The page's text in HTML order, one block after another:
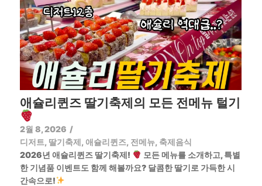
애슐리퀸즈 딸기축제의 모든 전메뉴 털기
2월 8, 2026 /
디저트, 딸기축제, 애슐리퀸즈, 전메뉴, 축제음식
2026년 애슐리퀸즈 딸기축제!
모든 메뉴를 소개하고, 특별
한 기념품 이벤트도 함께 해볼까요? 달콤한 딸기로 가득한 시
간속으로!